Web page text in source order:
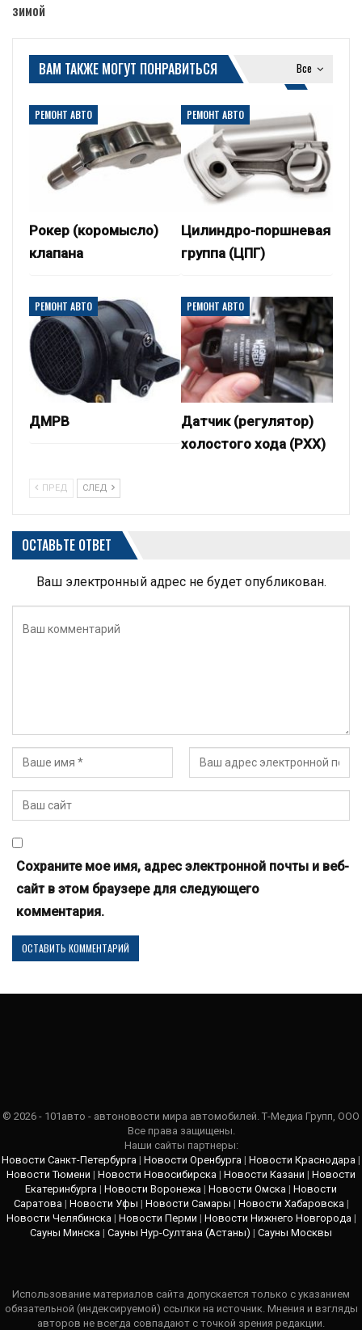
зимой
Все
ВАМ ТАКЖЕ МОГУТ ПОНРАВИТЬСЯ
РЕМОНТ АВТО
Рокер (коромысло)
клапана
РЕМОНТ АВТО
Цилиндро-поршневая
группа (ЦПГ)
РЕМОНТ АВТО
ДМРВ
РЕМОНТ АВТО
Датчик (регулятор)
холостого хода (РХХ)
ПРЕД СЛЕД
ОСТАВЬТЕ ОТВЕТ
Ваш электронный адрес не будет опубликован.
Сохраните мое имя, адрес электронной почты и веб-
сайт в этом браузере для следующего
комментария.
© 2026 - 101авто - автоновости мира автомобилей. Т-Медиа Групп, ООО
Все права защищены.
Наши сайты партнеры:
Новости Санкт-Петербурга | Новости Оренбурга | Новости Краснодара |
Новости Тюмени | Новости Новосибирска | Новости Казани | Новости
Екатеринбурга | Новости Воронежа | Новости Омска | Новости
Саратова| Новости Уфы | Новости Самары | Новости Хабаровска|
Новости Челябинска| Новости Перми | Новости Нижнего Новгорода|
Сауны Минска | Сауны Нур-Султана (Астаны) | Сауны Москвы
Использование материалов сайта допускается только с указанием
обязательной (индексируемой) ссылки на источник. Мнения и взгляды
авторов не всегда совпадают с точкой зрения редакции.